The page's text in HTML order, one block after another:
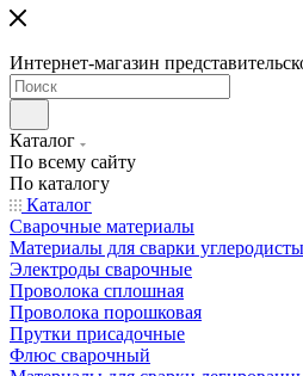
Интернет-магазин
Каталог
По всему сайту
По каталогу
Каталог
Сварочные материалы
Материалы для сварки
Электроды сварочные
Проволока сплошная
Проволока порошковая
Прутки присадочные
Флюс сварочный